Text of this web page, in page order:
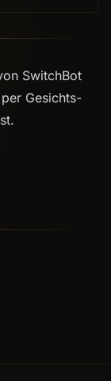
SwitchBot
Gesichts-